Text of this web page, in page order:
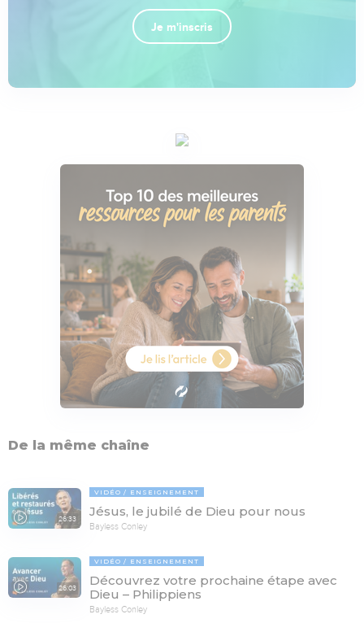
Je m'inscris
De la même chaîne
26:33
VIDÉO ENSEIGNEMENT
Jésus, le jubilé de Dieu pour nous
Bayless Conley
26:03
VIDÉO ENSEIGNEMENT
Découvrez votre prochaine étape avec
Dieu – Philippiens
Bayless Conley